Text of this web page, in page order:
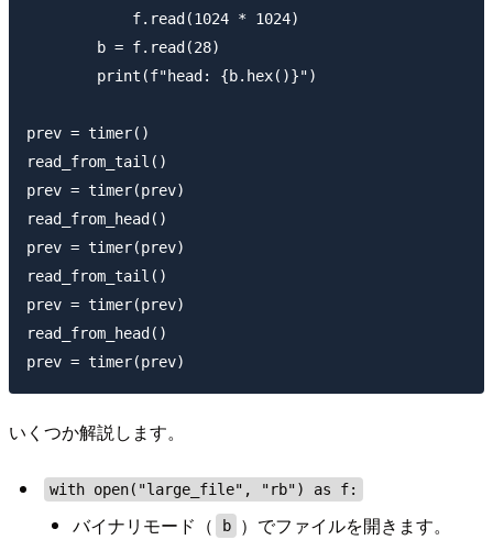
            f.read(1024 * 1024)
        b = f.read(28)
        print(f"head: {b.hex()}")
prev = timer()
read_from_tail()
prev = timer(prev)
read_from_head()
prev = timer(prev)
read_from_tail()
prev = timer(prev)
read_from_head()
いくつか解説します。
with open("large_file", "rb") as f:
バイナリモード（ b ）でファイルを開きます。